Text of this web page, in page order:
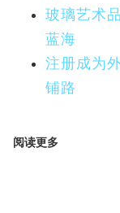
玻璃艺术
蓝海
注册成为
铺路
阅读更多